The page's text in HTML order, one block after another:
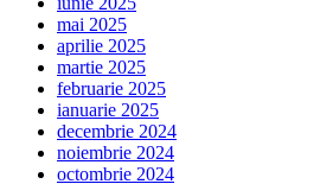
mai 2025
aprilie 2025
martie 2025
februarie 2025
ianuarie 2025
decembrie 2024
noiembrie 2024
octombrie 2024